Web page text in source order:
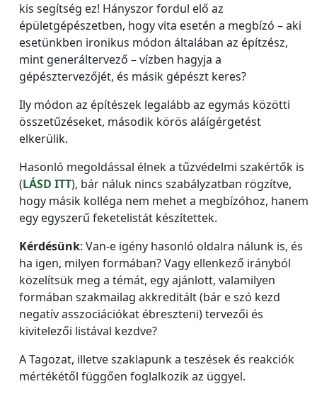
kis segítség ez! Hányszor fordul elő az
épületgépészetben, hogy vita esetén a megbízó – aki
esetünkben ironikus módon általában az építzész,
mint generáltervező – vízben hagyja a
gépésztervezőjét, és másik gépészt keres?
Ily módon az építészek legalább az egymás közötti
összetűzéseket, második körös aláígérgetést
elkerülik.
Hasonló megoldással élnek a tűzvédelmi szakértők is
(LÁSD ITT), bár náluk nincs szabályzatban rögzítve,
hogy másik kolléga nem mehet a megbízóhoz, hanem
egy egyszerű feketelistát készítettek.
Kérdésünk: Van-e igény hasonló oldalra nálunk is, és
ha igen, milyen formában? Vagy ellenkező irányból
közelítsük meg a témát, egy ajánlott, valamilyen
formában szakmailag akkreditált (bár e szó kezd
negatív asszociációkat ébreszteni) tervezői és
kivitelezői listával kezdve?
A Tagozat, illetve szaklapunk a teszések és reakciók
mértékétől függően foglalkozik az üggyel.